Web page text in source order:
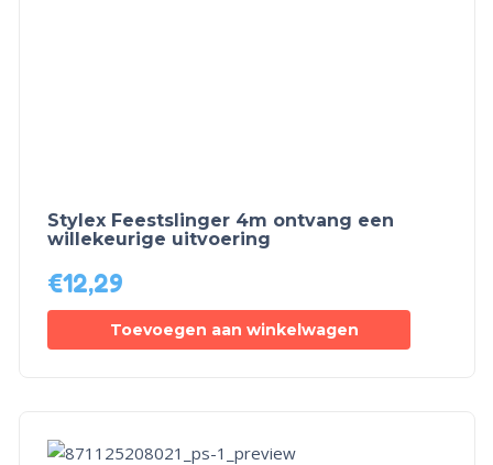
Stylex Feestslinger 4m ontvang een
willekeurige uitvoering
€12,29
Toevoegen aan winkelwagen